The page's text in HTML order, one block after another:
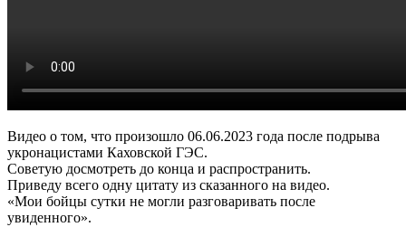
Видео о том, что произошло 06.06.2023 года после подрыва
укронацистами Каховской ГЭС.
Советую досмотреть до конца и распространить.
Приведу всего одну цитату из сказанного на видео.
«Мои бойцы сутки не могли разговаривать после
увиденного».